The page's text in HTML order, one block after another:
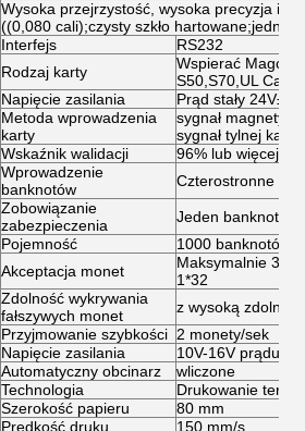
Wysoka przejrzystość, wysoka precyzja i
((0,080 cali);czysty szkło
Interfejs
RS232
Rodzaj karty
Wspierać
S50,S70,UL Card
Napięcie zasilania
Prąd stały
Metoda wprowadzenia
karty
sygnał
sygnał tylnej karty
Wskaźnik walidacji
96% lub więcej
Wprowadzenie
banknotów
Czterostronne
Zobowiązanie
zabezpieczenia
Jeden banknot
Pojemność
1000 banknotów
Akceptacja monet
Maksymalnie 32
1*32
Zdolność wykrywania
fałszywych monet
z wysoką
Przyjmowanie szybkości 2 monety/sek
Napięcie zasilania
10V-16V prądu
Automatyczny obcinarz
wliczone
Technologia
Drukowanie
Szerokość papieru
80 mm
Prędkość druku
150 mm/s